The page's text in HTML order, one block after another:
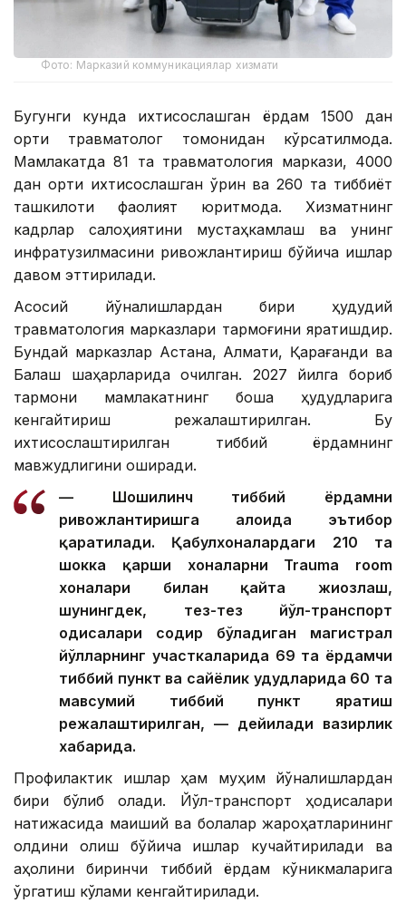
Фото: Марказий коммуникациялар хизмати
Бугунги кунда ихтисослашган ёрдам 1500 дан
ортиқ травматолог томонидан кўрсатилмоқда.
Мамлакатда 81 та травматология маркази, 4000
дан ортиқ ихтисослашган ўрин ва 260 та тиббиёт
ташкилоти фаолият юритмоқда. Хизматнинг
кадрлар салоҳиятини мустаҳкамлаш ва унинг
инфратузилмасини ривожлантириш бўйича ишлар
давом эттирилади.
Асосий йўналишлардан бири ҳудудий
травматология марказлари тармоғини яратишдир.
Бундай марказлар Астана, Алмати, Қарағанди ва
Балқаш шаҳарларида очилган. 2027 йилга бориб
тармоқни мамлакатнинг бошқа ҳудудларига
кенгайтириш режалаштирилган. Бу
ихтисослаштирилган тиббий ёрдамнинг
мавжудлигини оширади.
— Шошилинч тиббий ёрдамни
ривожлантиришга алоҳида эътибор
қаратилади. Қабулхоналардаги 210 та
шокка қарши хоналарни Trauma room
хоналари билан қайта жиҳозлаш,
шунингдек, тез-тез йўл-транспорт
ҳодисалари содир бўладиган магистрал
йўлларнинг участкаларида 69 та ёрдамчи
тиббий пункт ва сайёҳлик ҳудудларида 60 та
мавсумий тиббий пункт яратиш
режалаштирилган, — дейилади вазирлик
хабарида.
Профилактик ишлар ҳам муҳим йўналишлардан
бири бўлиб қолади. Йўл-транспорт ҳодисалари
натижасида маиший ва болалар жароҳатларининг
олдини олиш бўйича ишлар кучайтирилади ва
аҳолини биринчи тиббий ёрдам кўникмаларига
ўргатиш кўлами кенгайтирилади.